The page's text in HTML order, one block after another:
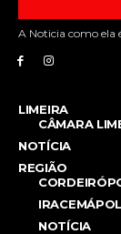
A Noticia como ela
LIMEIRA
CÂMARA
NOTÍCIA
REGIÃO
NOTÍCIA